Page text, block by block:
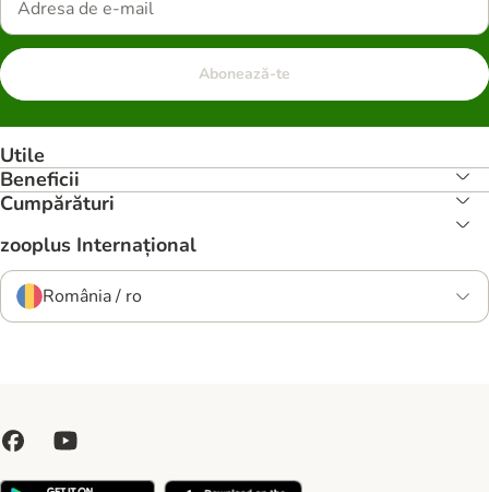
Abonează-te
Utile
Beneficii
Cumpărături
zooplus Internațional
România / ro